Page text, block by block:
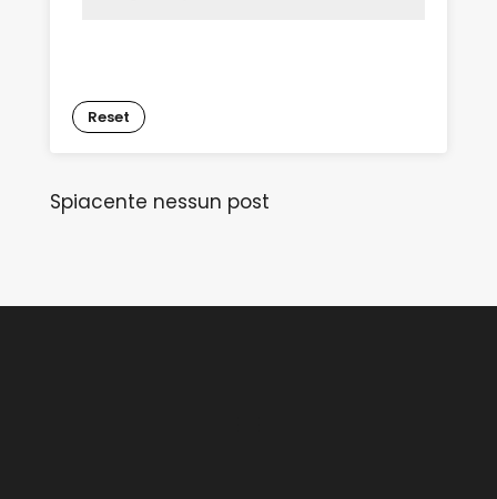
Reset
Spiacente nessun post